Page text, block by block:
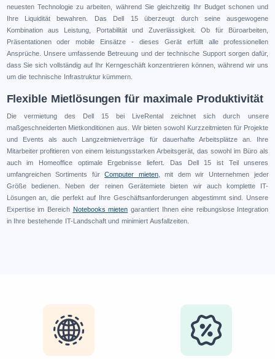
neuesten Technologie zu arbeiten, während Sie gleichzeitig Ihr Budget schonen und
Ihre Liquidität bewahren. Das Dell 15 überzeugt durch seine ausgewogene
Kombination aus Leistung, Portabilität und Zuverlässigkeit. Ob für Büroarbeiten,
Präsentationen oder mobile Einsätze - dieses Gerät erfüllt alle professionellen
Ansprüche. Unsere umfassende Betreuung und der technische Support sorgen dafür,
dass Sie sich vollständig auf Ihr Kerngeschäft konzentrieren können, während wir uns
um die technische Infrastruktur kümmern.
Flexible Mietlösungen für maximale Produktivität
Die vermietung des Dell 15 bei LiveRental zeichnet sich durch unsere
maßgeschneiderten Mietkonditionen aus. Wir bieten sowohl Kurzzeitmieten für Projekte
und Events als auch Langzeitmietverträge für dauerhafte Arbeitsplätze an. Ihre
Mitarbeiter profitieren von einem leistungsstarken Arbeitsgerät, das sowohl im Büro als
auch im Homeoffice optimale Ergebnisse liefert. Das Dell 15 ist Teil unseres
umfangreichen Sortiments fürComputer mieten, mit dem wir Unternehmen jeder
Größe bedienen. Neben der reinen Gerätemiete bieten wir auch komplette IT-
Lösungen an, die perfekt auf Ihre Geschäftsanforderungen abgestimmt sind. Unsere
Expertise im Bereich Notebooks mieten garantiert Ihnen eine reibungslose Integration
in Ihre bestehende IT-Landschaft und minimiert Ausfallzeiten.